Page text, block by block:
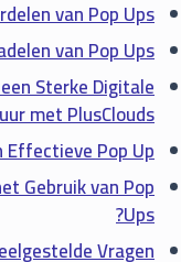
van Pop Ups
van Pop Ups
Sterke Digitale
met PlusClouds
Pop Up?
Gebruik van Pop
Ups?
Vragen